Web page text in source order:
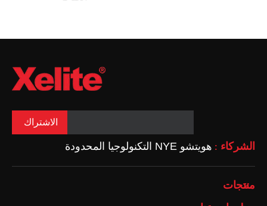
الاشتراك
الشركاء : هويتشو NYE التكنولوجيا المحدودة
منتجات